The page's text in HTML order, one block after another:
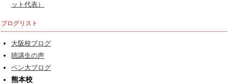
ット代表）
ブログリスト
大阪校ブログ
聴講生の声
ベン大ブログ
熊本校